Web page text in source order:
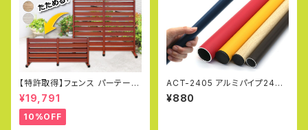
【特許取得】フェンス パーテーシ
ョン 幅120×高さ150cm ガーデ
ンフェンス DIY アルミフェンス
目隠し 柱 門扉 プール フェンス
オレフェンス OF1215
¥19,791
10%OFF
ACT-2405 アルミパイプ24Φ
直径24mm×50cm 厚み2.0〜
2.3mm DIY 工作 丸パイプ 金
¥880